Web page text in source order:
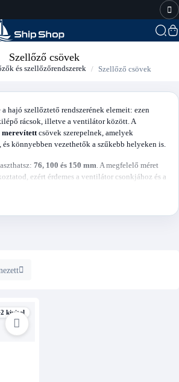
Szellőző csövek
és szellőzőrendszerek Szellőző csövek
hajó szellőztető rendszerének elemeit: ezen
rácsok, illetve a ventilátor között. A
csövek szerepelnek, amelyek
könnyebben vezethetők a szűkebb helyeken is.
76, 100 és 150 mm. A megfelelő méret
ezért érdemes a ventilátor csonkjához és a
is működik.
kivitel